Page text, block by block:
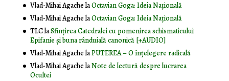
Vlad-Mihai AgachelaOctavian Goga: Ideia Naţională
Vlad-Mihai AgachelaOctavian Goga: Ideia Naţională
TLClaSfințirea Catedralei cu pomenirea schismaticului
Epifanie și buna rânduială canonică [+AUDIO]
Vlad-Mihai AgachelaPUTEREA – O înţelegere radicală
Vlad-Mihai AgachelaNote de lectură despre lucrarea
Ocultei